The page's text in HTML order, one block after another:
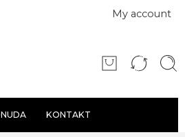
My account
KONTAKT